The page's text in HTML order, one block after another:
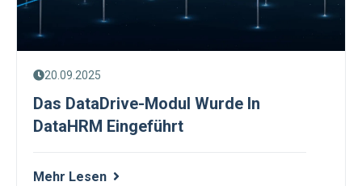
20.09.2025
Das DataDrive-Modul Wurde In
DataHRM Eingeführt
Mehr Lesen